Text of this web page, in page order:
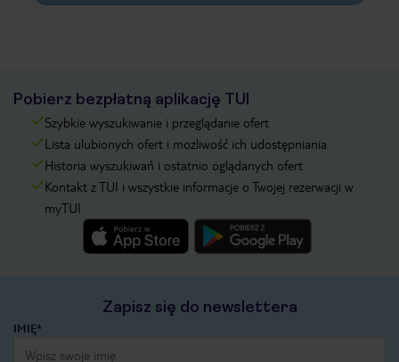
Pobierz bezpłatną aplikację TUI
Szybkie wyszukiwanie i przeglądanie ofert
Lista ulubionych ofert i możliwość ich udostępniania
Historia wyszukiwań i ostatnio oglądanych ofert
Kontakt z TUI i wszystkie informacje o Twojej rezerwacji w
myTUI
Zapisz się do newslettera
IMIĘ*